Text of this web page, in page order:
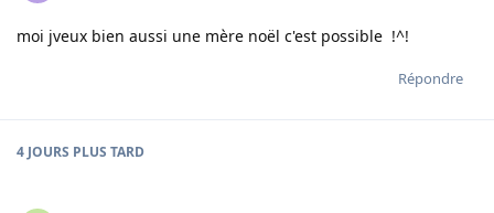
moi jveux bien aussi une mère noël c'est possible !^!
Répondre
4 JOURS PLUS TARD